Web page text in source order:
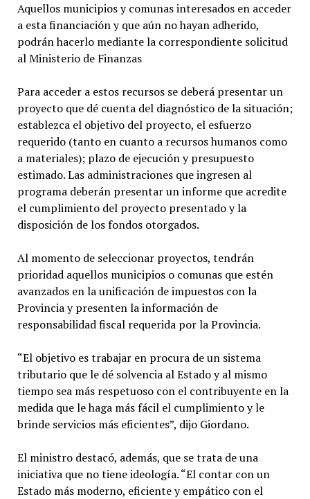
Aquellos municipios y comunas interesados en acceder
a esta financiación y que aún no hayan adherido,
podrán hacerlo mediante la correspondiente solicitud
al Ministerio de Finanzas
Para acceder a estos recursos se deberá presentar un
proyecto que dé cuenta del diagnóstico de la situación;
establezca el objetivo del proyecto, el esfuerzo
requerido (tanto en cuanto a recursos humanos como
a materiales); plazo de ejecución y presupuesto
estimado. Las administraciones que ingresen al
programa deberán presentar un informe que acredite
el cumplimiento del proyecto presentado y la
disposición de los fondos otorgados.
Al momento de seleccionar proyectos, tendrán
prioridad aquellos municipios o comunas que estén
avanzados en la unificación de impuestos con la
Provincia y presenten la información de
responsabilidad fiscal requerida por la Provincia.
“El objetivo es trabajar en procura de un sistema
tributario que le dé solvencia al Estado y al mismo
tiempo sea más respetuoso con el contribuyente en la
medida que le haga más fácil el cumplimiento y le
brinde servicios más eficientes”, dijo Giordano.
El ministro destacó, además, que se trata de una
iniciativa que no tiene ideología. “El contar con un
Estado más moderno, eficiente y empático con el